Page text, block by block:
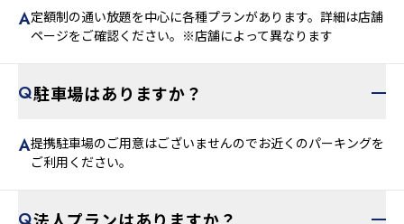
定額制の通い放題を中心に各種プランがあります。詳細は店舗
ページをご確認ください。※店舗によって異なります
駐車場はありますか？
提携駐車場のご用意はございませんのでお近くのパーキングを
ご利用ください。